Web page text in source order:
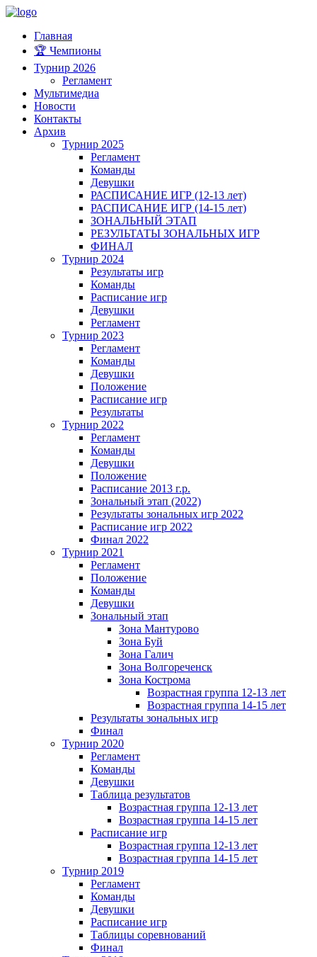
Главная
🏆 Чемпионы
Турнир 2026
Регламент
Мультимедиа
Новости
Контакты
Архив
Турнир 2025
Регламент
Команды
Девушки
РАСПИСАНИЕ ИГР (12-13 лет)
РАСПИСАНИЕ ИГР (14-15 лет)
ЗОНАЛЬНЫЙ ЭТАП
РЕЗУЛЬТАТЫ ЗОНАЛЬНЫХ ИГР
ФИНАЛ
Турнир 2024
Результаты игр
Команды
Расписание игр
Девушки
Регламент
Турнир 2023
Регламент
Команды
Девушки
Положение
Расписание игр
Результаты
Турнир 2022
Регламент
Команды
Девушки
Положение
Расписание 2013 г.р.
Зональный этап (2022)
Результаты зональных игр 2022
Расписание игр 2022
Финал 2022
Турнир 2021
Регламент
Положение
Команды
Девушки
Зональный этап
Зона Мантурово
Зона Буй
Зона Галич
Зона Волгореченск
Зона Кострома
Возрастная группа 12-13 лет
Возрастная группа 14-15 лет
Результаты зональных игр
Финал
Турнир 2020
Регламент
Команды
Девушки
Таблица результатов
Возрастная группа 12-13 лет
Возрастная группа 14-15 лет
Расписание игр
Возрастная группа 12-13 лет
Возрастная группа 14-15 лет
Турнир 2019
Регламент
Команды
Девушки
Расписание игр
Таблицы соревнований
Финал